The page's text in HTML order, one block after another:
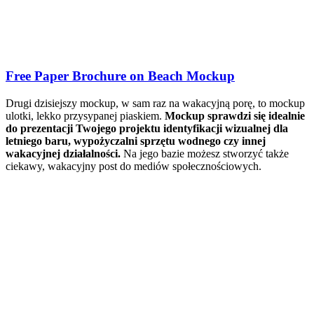
Free Paper Brochure on Beach Mockup
Drugi dzisiejszy mockup, w sam raz na wakacyjną porę, to mockup
ulotki, lekko przysypanej piaskiem. Mockup sprawdzi się idealnie
do prezentacji Twojego projektu identyfikacji wizualnej dla
letniego baru, wypożyczalni sprzętu wodnego czy innej
wakacyjnej działalności. Na jego bazie możesz stworzyć także
ciekawy, wakacyjny post do mediów społecznościowych.